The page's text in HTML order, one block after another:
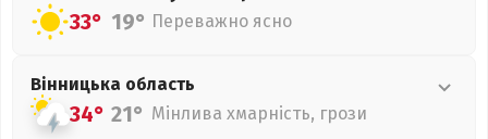
33° 19° Переважно ясно
Вінницька область
34° 21° Мінлива хмарність, грози